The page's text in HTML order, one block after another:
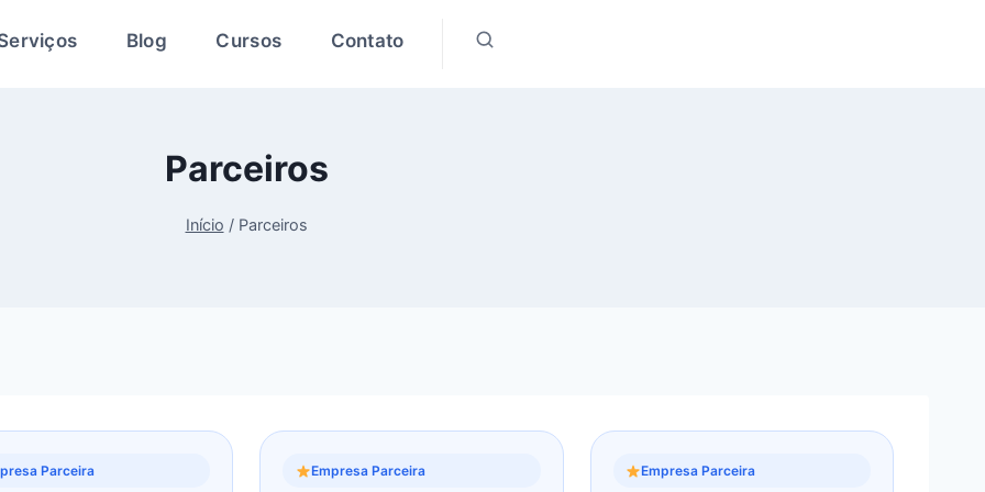
Blog Cursos Contato
Parceiros
Início / Parceiros
Parceira Empresa Parceira Empresa Parceira